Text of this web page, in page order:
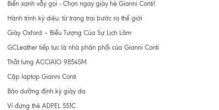
Biển xanh vẫy gọi - Chọn ngay giày hè Gianni Conti!
Hành trình kỳ diệu: từ trang trại bước ra thế giới
Giày Oxford – Biểu Tượng Của Sự Lịch Lãm
GCLeather tiếp tục là nhà phân phối của Gianni Conti
Thắt lưng ACCIAIO 9854SM
Cặp laptop Gianni Conti
Bảo dưỡng định kỳ giày da
Ví đựng thẻ ADPEL 551C